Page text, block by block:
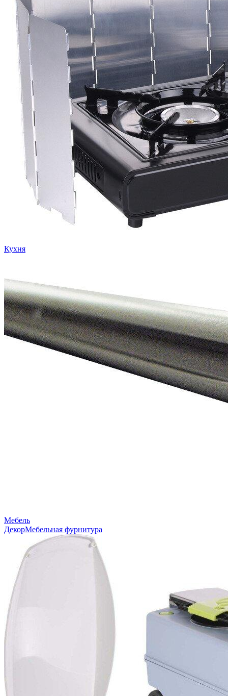
Кухня
Мебель
ДекорМебельная фурнитура